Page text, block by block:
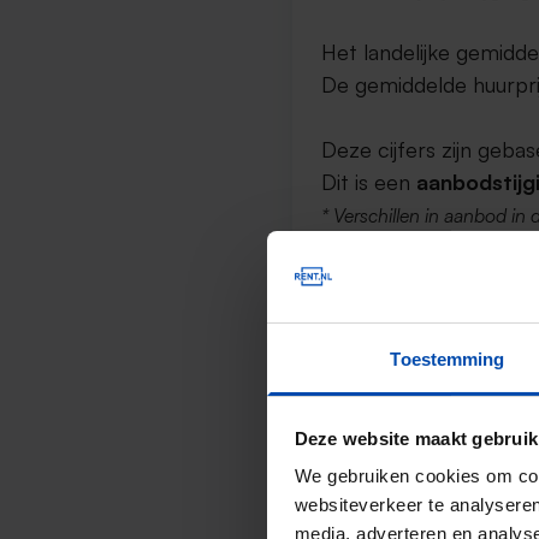
Toestemming
Deze website maakt
We gebruiken cookies om
websiteverkeer te
media, adverteren en
Het landelijke
De gemiddelde
Deze cijfers zijn
Dit is een
* Verschillen in aanbod in
Dit is een prijsstijging
Het landelijke